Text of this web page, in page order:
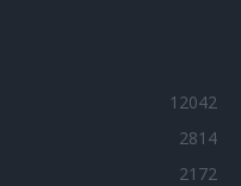
12042
2814
2172